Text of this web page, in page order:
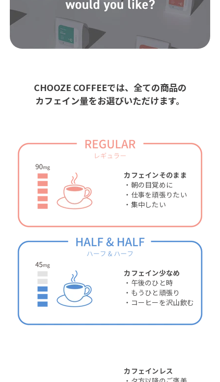
CHOOZE COFFEEでは、全ての商品の
カフェイン量をお選びいただけます。
カフェインそのまま
・朝の目覚めに
・仕事を頑張りたい
・集中したい
カフェイン少なめ
・午後のひと時
・もうひと頑張り
・コーヒーを沢山飲む
カフェインレス